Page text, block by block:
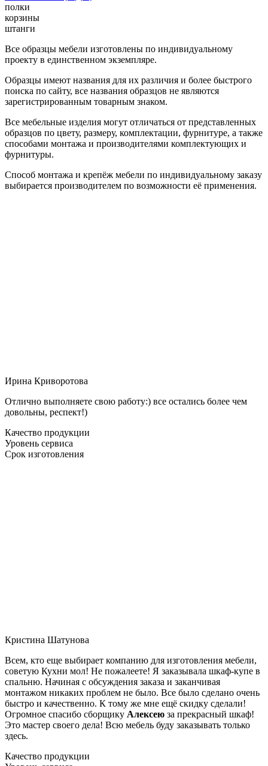
полки
корзины
штанги
Все образцы мебели изготовлены по индивидуальному
проекту в единственном экземпляре.
Образцы имеют названия для их различия и более быстрого
поиска по сайту, все названия образцов не являются
зарегистрированным товарным знаком.
Все мебельные изделия могут отличаться от представленных
образцов по цвету, размеру, комплектации, фурнитуре, а также
способами монтажа и производителями комплектующих и
фурнитуры.
Способ монтажа и крепёж мебели по индивидуальному заказу
выбирается производителем по возможности её применения.
Ирина Криворотова
Отлично выполняете свою работу:) все остались более чем
довольны, респект!)
Качество продукции
Уровень сервиса
Срок изготовления
Кристина Шатунова
Всем, кто еще выбирает компанию для изготовления мебели,
советую Кухни мол! Не пожалеете! Я заказывала шкаф-купе в
спальню. Начиная с обсуждения заказа и заканчивая
монтажом никаких проблем не было. Все было сделано очень
быстро и качественно. К тому же мне ещё скидку сделали!
Огромное спасибо сборщику Алексею за прекрасный шкаф!
Это мастер своего дела! Всю мебель буду заказывать только
здесь.
Качество продукции